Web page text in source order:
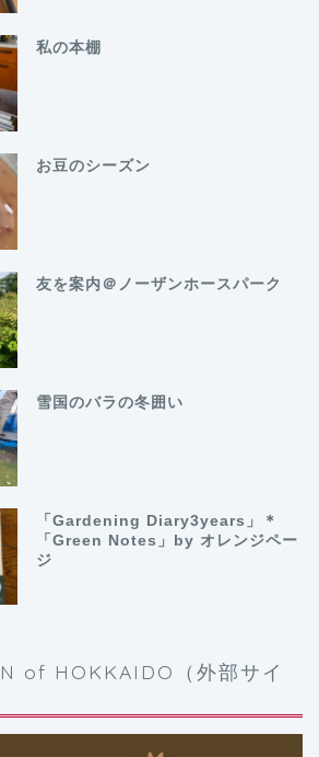
私の本棚
お豆のシーズン
友を案内＠ノーザンホースパーク
雪国のバラの冬囲い
「Gardening Diary3years」＊
「Green Notes」by オレンジペー
ジ
of HOKKAIDO（外部サイ